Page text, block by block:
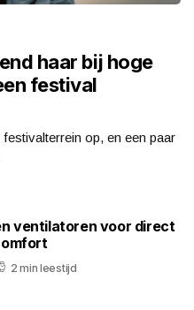
haar bij hoge
festival
op, en een paar
ventilatoren voor direct
2 min leestijd